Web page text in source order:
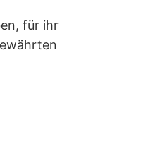
für ihr